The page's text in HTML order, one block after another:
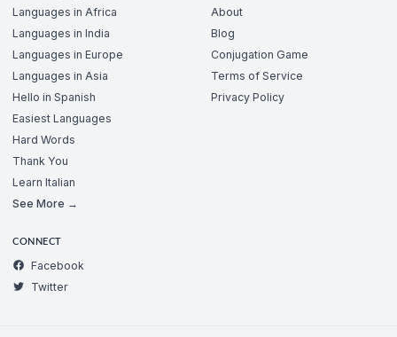
Languages in Africa
Languages in India
Languages in Europe
Languages in Asia
Hello in Spanish
Easiest Languages
Hard Words
Thank You
Learn Italian
See More →
About
Blog
Conjugation Game
Terms of Service
Privacy Policy
CONNECT
Facebook
Twitter